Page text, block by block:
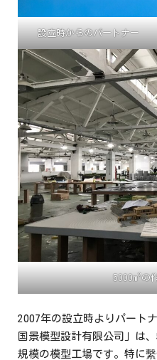
設立時からのパートナー
5000m2の
2007年の設立時よりパート
国景模型設計有限公司」は、
規模の模型工場です。特に